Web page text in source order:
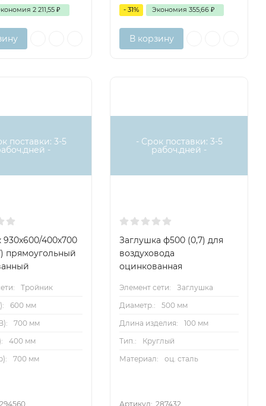
2 211,55₽ - 31% Экономия355,66₽
В корзину
поставки: 3-5
-
400х700
прямоугольный
Тройник
600 мм
700 мм
400 мм
700 мм
294560
- Срок поставки: 3-5
рабоч.дней -
Заглушка ф500 (0,7) для
воздуховода
оцинкованная
Элемент сети:
Заглушка
Диаметр.:
500 мм
Длина изделия:
100 мм
Тип.:
Круглый
Материал:
оц. сталь
Артикул: 287432